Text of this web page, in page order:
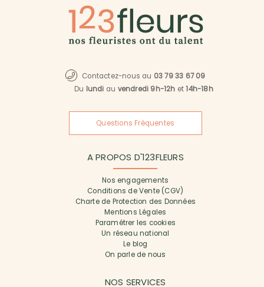
Contactez-nous au 03 79 33 67 09
Du lundi au vendredi 9h-12h et14h-18h
Questions Fréquentes
A PROPOS D'123FLEURS
Nos engagements
Conditions de Vente (CGV)
Charte de Protection des Données
Mentions Légales
Paramétrer les cookies
Un réseau national
Le blog
On parle de nous
NOS SERVICES